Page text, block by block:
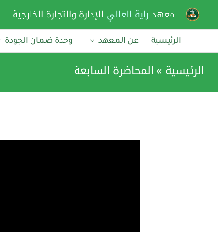
المحتوى
معهد راية العالي للإدارة والتجارة الخارجية
الرئيسية عن المعهد وحدة ضمان الجودة
الرئيسية المحاضرة السابعة